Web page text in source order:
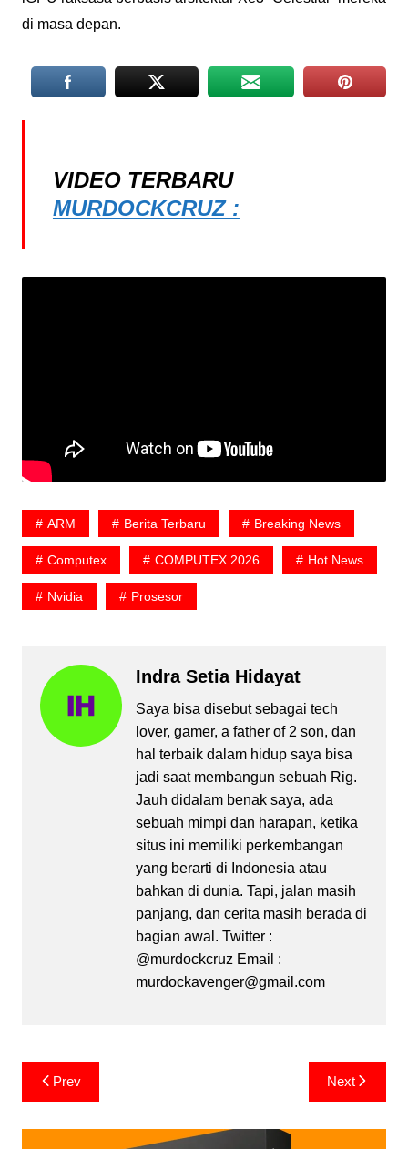
di masa depan.
VIDEO TERBARU
MURDOCKCRUZ :
ARM Berita Terbaru Breaking News
Computex COMPUTEX 2026 Hot News
Nvidia Prosesor
Indra Setia Hidayat
Saya bisa disebut sebagai tech
lover, gamer, a father of 2 son, dan
hal terbaik dalam hidup saya bisa
jadi saat membangun sebuah Rig.
Jauh didalam benak saya, ada
sebuah mimpi dan harapan, ketika
situs ini memiliki perkembangan
yang berarti di Indonesia atau
bahkan di dunia. Tapi, jalan masih
panjang, dan cerita masih berada di
bagian awal. Twitter :
@murdockcruz Email :
murdockavenger@gmail.com
Post
navigation
Prev Next